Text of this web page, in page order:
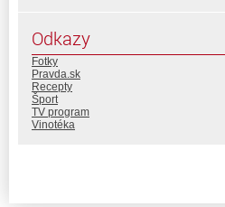
Odkazy
Fotky
Pravda.sk
Recepty
Šport
TV program
Vinotéka